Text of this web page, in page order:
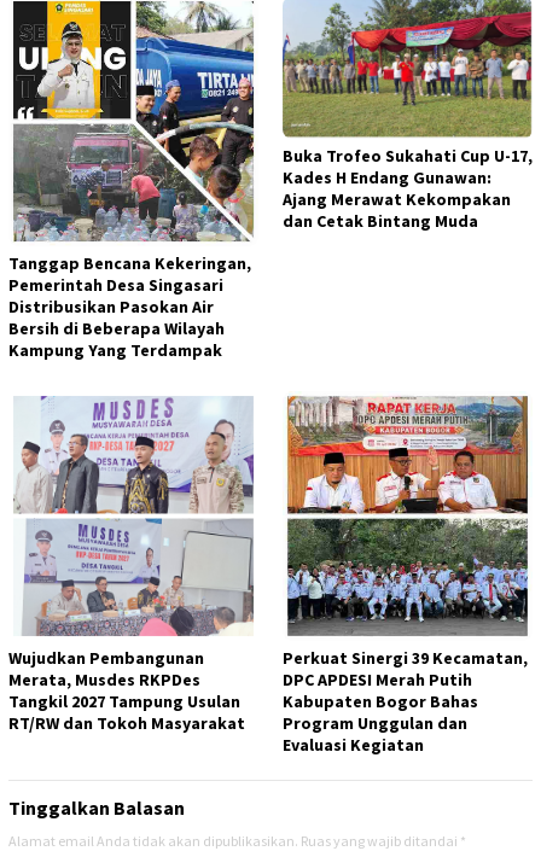
Tanggap Bencana Kekeringan,
Pemerintah Desa Singasari
Distribusikan Pasokan Air
Bersih di Beberapa Wilayah
Kampung Yang Terdampak
Buka Trofeo Sukahati Cup U-17,
Kades H Endang Gunawan:
Ajang Merawat Kekompakan
dan Cetak Bintang Muda
Wujudkan Pembangunan
Merata, Musdes RKPDes
Tangkil 2027 Tampung Usulan
RT/RW dan Tokoh Masyarakat
Perkuat Sinergi 39 Kecamatan,
DPC APDESI Merah Putih
Kabupaten Bogor Bahas
Program Unggulan dan
Evaluasi Kegiatan
Tinggalkan Balasan
Alamat email Anda tidak akan dipublikasikan. Ruas yang wajib ditandai *